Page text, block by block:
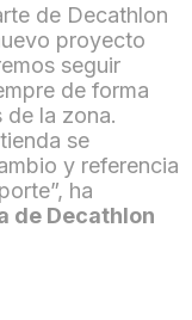
de Decathlon
proyecto
seguir
de forma
la zona.
se
y referencia
ha
de Decathlon